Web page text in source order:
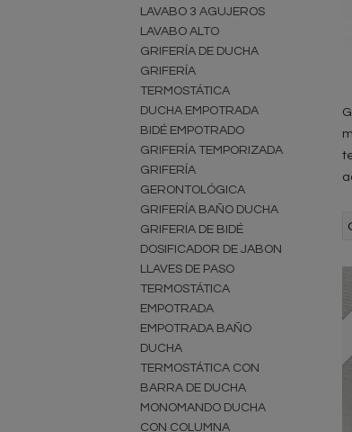
LAVABO 3 AGUJEROS
LAVABO ALTO
GRIFERÍA DE DUCHA
GRIFERÍA
TERMOSTÁTICA
DUCHA EMPOTRADA
BIDÉ EMPOTRADO
GRIFERÍA TEMPORIZADA
GRIFERÍA
GERONTOLÓGICA
GRIFERÍA BAÑO DUCHA
GRIFERIA DE BIDÉ
DOSIFICADOR DE JABON
LLAVES DE PASO
TERMOSTÁTICA
EMPOTRADA
EMPOTRADA BAÑO
DUCHA
TERMOSTÁTICA CON
BARRA DE DUCHA
MONOMANDO DUCHA
CON COLUMNA